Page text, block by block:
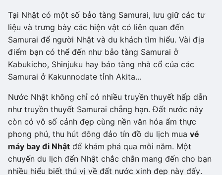
Tại Nhật có một số bảo tàng Samurai, lưu giữ các tư
liệu và trưng bày các hiện vật có liên quan đến
Samurai để người Nhật và du khách tìm hiểu. Vài địa
điểm bạn có thể đến như bảo tàng Samurai ở
Kabukicho, Shinjuku hay bảo tàng nhà cổ của các
Samurai ở Kakunnodate tỉnh Akita…
Nước Nhật không chỉ có nhiều truyền thuyết hấp dẫn
như truyền thuyết Samurai chẳng hạn. Đất nước này
còn có vô số cảnh đẹp cùng nền văn hóa ẩm thực
phong phú, thu hút đông đảo tín đồ du lịch mua vé
máy bay đi Nhật để khám phá qua mỗi năm. Một
chuyến du lịch đến Nhật chắc chắn mang đến cho bạn
nhiều hiểu biết thú vị về đất nước xinh đẹp này đấy.